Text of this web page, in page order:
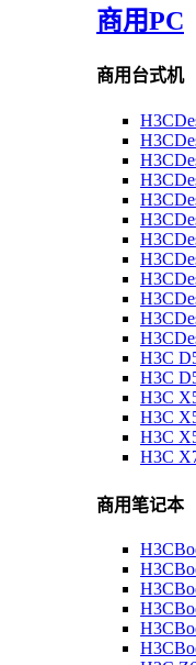
商用PC
商用台式机
H3C
H3C
H3C
H3C
H3C
H3C
商用笔记本